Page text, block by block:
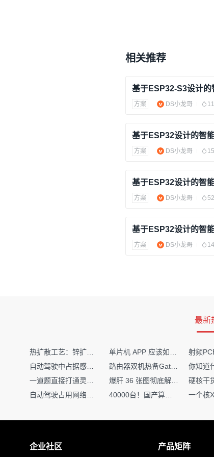
相关推荐
基于ESP32-S3设计的
方案 DS小龙哥
基于ESP32设计的智
方案 DS小龙哥
基于ESP32设计的智
方案 DS小龙哥
基于ESP32设计的智
方案 DS小龙哥
最新
企业社区 产品矩阵